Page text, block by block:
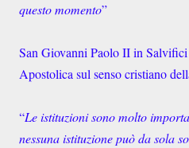
questo momento”
San Giovanni Paolo II in
Apostolica sul senso cristiano
“Le istituzioni sono molto
nessuna istituzione può da sola